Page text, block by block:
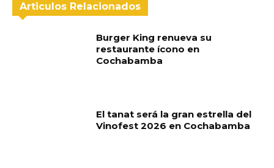
Articulos Relacionados
Burger King renueva su
restaurante ícono en
Cochabamba
El tanat será la gran estrella del
Vinofest 2026 en Cochabamba